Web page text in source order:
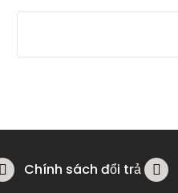
Chính sách đổi trả